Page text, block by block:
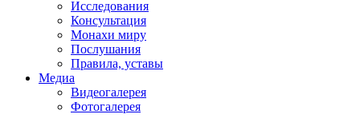
Исследования
Консультация
Монахи миру
Послушания
Правила, уставы
Медиа
Видеогалерея
Фотогалерея